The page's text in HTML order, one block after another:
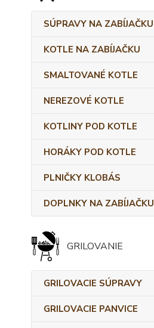
SÚPRAVY NA ZABÍJAČKU
KOTLE NA ZABÍJAČKU
SMALTOVANÉ KOTLE
NEREZOVÉ KOTLE
KOTLINY POD KOTLE
HORÁKY POD KOTLE
PLNIČKY KLOBÁS
DOPLNKY NA ZABÍJAČKU
GRILOVANIE
GRILOVACIE SÚPRAVY
GRILOVACIE PANVICE